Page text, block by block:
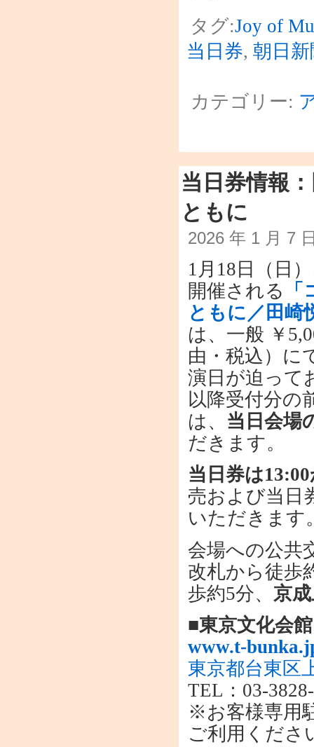
タグ:Joy of
当日券, 朝日新
カテゴリー:
当日券情報
ともに
2026 年 1 月 7
1月18日（日
開催される
ともに／田崎
は、一般 ￥
由・税込）に
演日が迫って
以降受付分の
は、 当日会場
だきます。
当日券は
売および当日
いただきます
会場への公共
改札から徒歩
歩約5分、 京
■東京文化会
www.t-
東京都台東区
TEL：03-
※お客様専用
ご利用くださ